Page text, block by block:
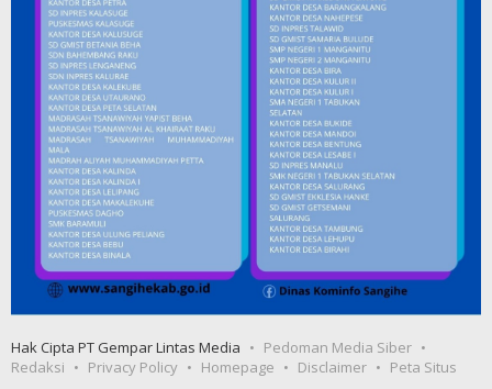
Hak Cipta PT Gempar Lintas Media
Pedoman Media Siber
Redaksi
Privacy Policy Homepage Disclaimer Peta Situs